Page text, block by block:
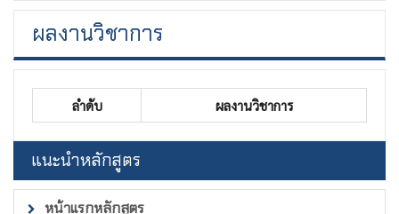
ผลงานวิชาการ
ลำดับ ผลงานวิชาการ
แนะนำหลักสูตร
หน้าแรกหลักสูตร